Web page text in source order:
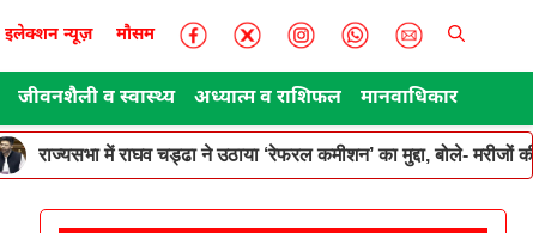
इलेक्शन न्यूज़ मौसम
जीवनशैली व स्वास्थ्य अध्यात्म व राशिफल मानवाधिकार
राज्यसभा में राघव चड्ढा ने उठाया ‘रेफरल कमीशन’ का मुद्दा, बोले-